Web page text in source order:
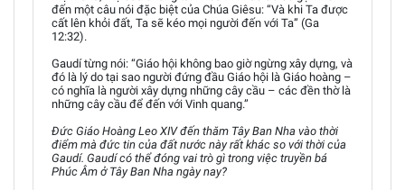
đến một câu nói đặc biệt của Chúa Giêsu: “Và khi Ta được
cất lên khỏi đất, Ta sẽ kéo mọi người đến với Ta” (Ga
12:32).
Gaudí từng nói: “Giáo hội không bao giờ ngừng xây dựng, và
đó là lý do tại sao người đứng đầu Giáo hội là Giáo hoàng –
có nghĩa là người xây dựng những cây cầu – các đền thờ là
những cây cầu để đến với Vinh quang.”
Đức Giáo Hoàng Leo XIV đến thăm Tây Ban Nha vào thời
điểm mà đức tin của đất nước này rất khác so với thời của
Gaudí. Gaudí có thể đóng vai trò gì trong việc truyền bá
Phúc Âm ở Tây Ban Nha ngày nay?